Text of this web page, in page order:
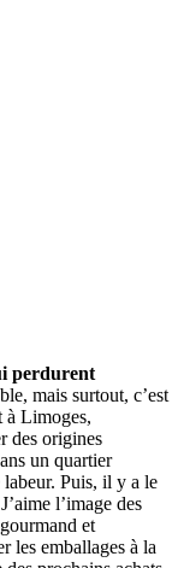
perdurent
mais surtout, c’est
à Limoges,
des origines
un quartier
Puis, il y a le
l’image des
et
les emballages à la